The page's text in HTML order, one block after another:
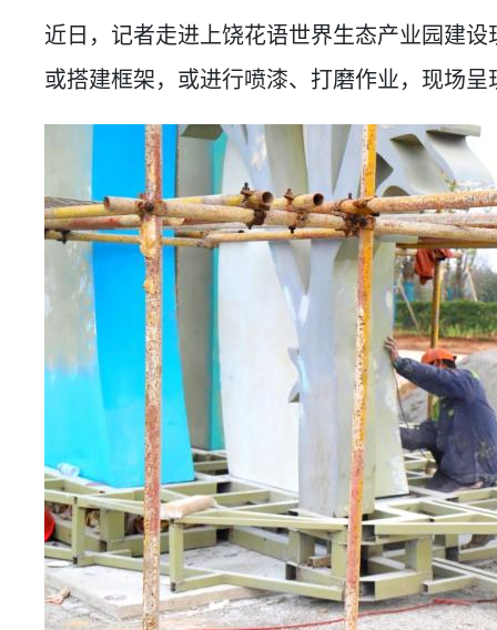
近日，记者走进上饶花语世界生态产业园建
或搭建框架，或进行喷漆、打磨作业，现场